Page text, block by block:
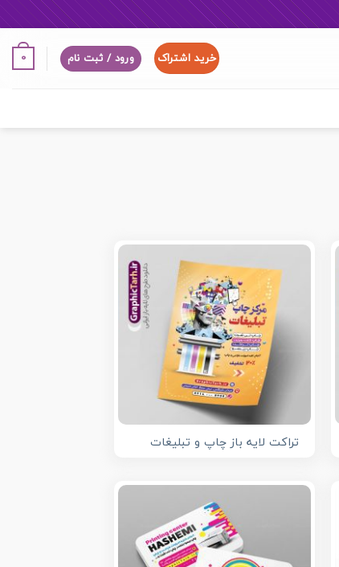
خرید اشتراک ورود / ثبت نام 0
تراکت لایه باز چاپ و تبلیغات